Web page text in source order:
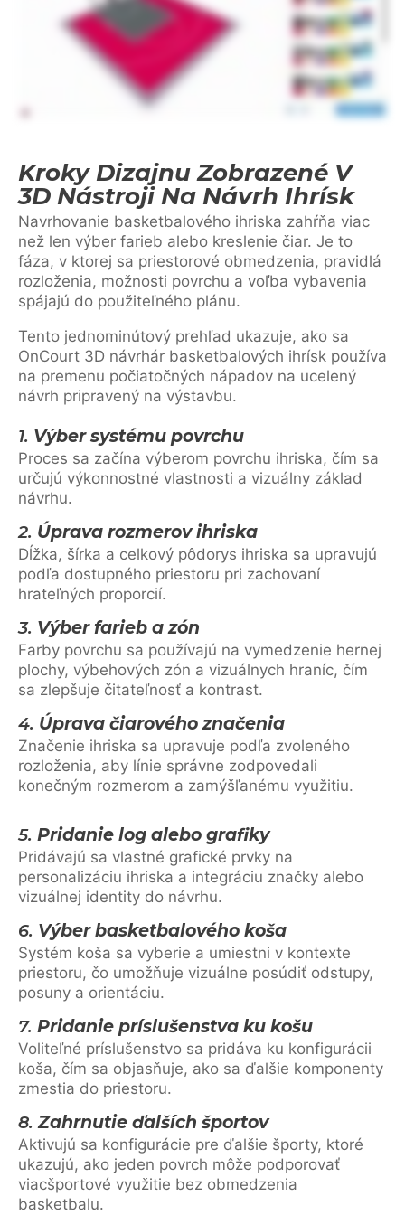
Kroky Dizajnu Zobrazené V
3D Nástroji Na Návrh Ihrísk
Navrhovanie basketbalového ihriska zahŕňa viac
než len výber farieb alebo kreslenie čiar. Je to
fáza, v ktorej sa priestorové obmedzenia, pravidlá
rozloženia, možnosti povrchu a voľba vybavenia
spájajú do použiteľného plánu.
Tento jednominútový prehľad ukazuje, ako sa
OnCourt 3D návrhár basketbalových ihrísk používa
na premenu počiatočných nápadov na ucelený
návrh pripravený na výstavbu.
1. Výber systému povrchu
Proces sa začína výberom povrchu ihriska, čím sa
určujú výkonnostné vlastnosti a vizuálny základ
návrhu.
2. Úprava rozmerov ihriska
Dĺžka, šírka a celkový pôdorys ihriska sa upravujú
podľa dostupného priestoru pri zachovaní
hrateľných proporcií.
3. Výber farieb a zón
Farby povrchu sa používajú na vymedzenie hernej
plochy, výbehových zón a vizuálnych hraníc, čím
sa zlepšuje čitateľnosť a kontrast.
4. Úprava čiarového značenia
Značenie ihriska sa upravuje podľa zvoleného
rozloženia, aby línie správne zodpovedali
konečným rozmerom a zamýšľanému využitiu.
5. Pridanie log alebo grafiky
Pridávajú sa vlastné grafické prvky na
personalizáciu ihriska a integráciu značky alebo
vizuálnej identity do návrhu.
6. Výber basketbalového koša
Systém koša sa vyberie a umiestni v kontexte
priestoru, čo umožňuje vizuálne posúdiť odstupy,
posuny a orientáciu.
7. Pridanie príslušenstva ku košu
Voliteľné príslušenstvo sa pridáva ku konfigurácii
koša, čím sa objasňuje, ako sa ďalšie komponenty
zmestia do priestoru.
8. Zahrnutie ďalších športov
Aktivujú sa konfigurácie pre ďalšie športy, ktoré
ukazujú, ako jeden povrch môže podporovať
viacšportové využitie bez obmedzenia
basketbalu.